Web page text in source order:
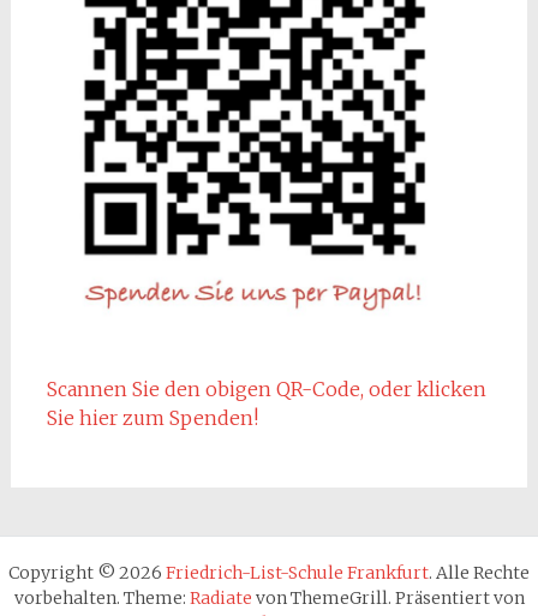
Scannen Sie den obigen QR-Code, oder klicken
Sie hier zum Spenden!
Copyright © 2026 Friedrich-List-Schule Frankfurt. Alle Rechte
vorbehalten. Theme: Radiate von ThemeGrill. Präsentiert von